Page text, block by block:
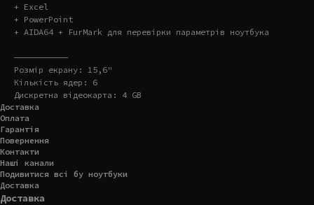
+ Excel
+ PowerPoint
+ AIDA64 + FurMark для перевірки параметрів ноутбука
———————————
Розмір екрану: 15,6"
Кількість ядер: 6
Дискретна відеокарта: 4 GB
Доставка
Оплата
Гарантія
Повернення
Контакти
Наші канали
Подивитися всі бу ноутбуки
Доставка
Доставка